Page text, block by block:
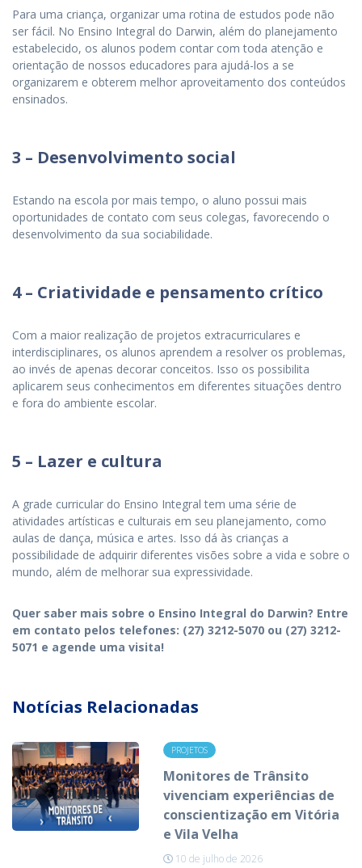
Para uma criança, organizar uma rotina de estudos pode não
ser fácil. No Ensino Integral do Darwin, além do planejamento
estabelecido, os alunos podem contar com toda atenção e
orientação de nossos educadores para ajudá-los a se
organizarem e obterem melhor aproveitamento dos conteúdos
ensinados.
3 – Desenvolvimento social
Estando na escola por mais tempo, o aluno possui mais
oportunidades de contato com seus colegas, favorecendo o
desenvolvimento da sua sociabilidade.
4 – Criatividade e pensamento crítico
Com a maior realização de projetos extracurriculares e
interdisciplinares, os alunos aprendem a resolver os problemas,
ao invés de apenas decorar conceitos. Isso os possibilita
aplicarem seus conhecimentos em diferentes situações dentro
e fora do ambiente escolar.
5 – Lazer e cultura
A grade curricular do Ensino Integral tem uma série de
atividades artísticas e culturais em seu planejamento, como
aulas de dança, música e artes. Isso dá às crianças a
possibilidade de adquirir diferentes visões sobre a vida e sobre o
mundo, além de melhorar sua expressividade.
Quer saber mais sobre o Ensino Integral do Darwin? Entre
em contato pelos telefones: (27) 3212-5070 ou (27) 3212-
5071 e agende uma visita!
Notícias Relacionadas
PROJETOS
Monitores de Trânsito
vivenciam experiências de
conscientização em Vitória
e Vila Velha
10 de julho de 2026